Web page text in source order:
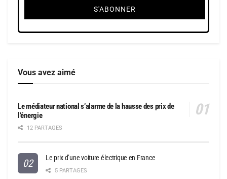
Vous avez aimé
Le médiateur national s’alarme de la hausse des prix de
l’énergie
12 PARTAGES
Le prix d’une voiture électrique en France
5 PARTAGES